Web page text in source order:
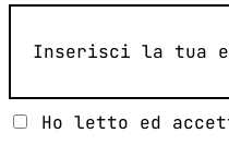
SenzaHo letto ed